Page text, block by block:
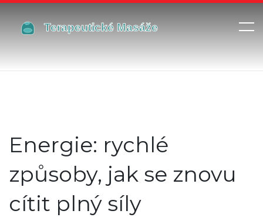
Energie: rychlé
způsoby, jak se znovu
cítit plný síly